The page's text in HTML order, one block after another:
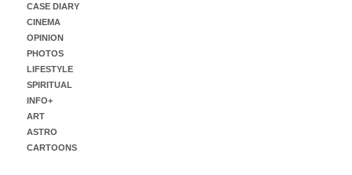
CASE DIARY
CINEMA
OPINION
PHOTOS
LIFESTYLE
SPIRITUAL
INFO+
ART
ASTRO
CARTOONS